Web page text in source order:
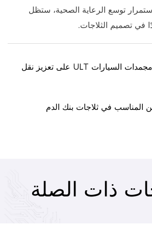
استمرار توسع الرعاية الصحية، ستظل
في تصميم الثلاجات.
السابق：كيف تعمل مجمدات السيارات ULT على تعزيز نقل
المناسب في ثلاجات بنك الدم
ذات الصلة